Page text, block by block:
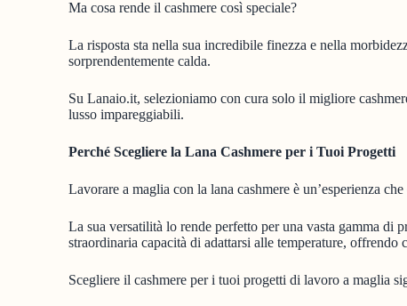
Ma cosa rende il cashmere così speciale?
La risposta sta nella sua incredibile finezza e nella
sorprendentemente calda.
Su Lanaio.it, selezioniamo con cura solo il migliore
lusso impareggiabili.
Perché Scegliere la Lana Cashmere per i Tuoi Progetti
Lavorare a maglia con la lana cashmere è un’esperienza
La sua versatilità lo rende perfetto per una vasta gamma di
straordinaria capacità di adattarsi alle temperature,
Scegliere il cashmere per i tuoi progetti di lavoro a maglia